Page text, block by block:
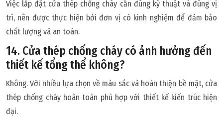
Việc lắp đặt cửa thép chống cháy cần đúng kỹ thuật và đúng vị
trí, nên được thực hiện bởi đơn vị có kinh nghiệm để đảm bảo
chất lượng và an toàn.
14. Cửa thép chống cháy có ảnh hưởng đến
thiết kế tổng thể không?
Không. Với nhiều lựa chọn về màu sắc và hoàn thiện bề mặt, cửa
thép chống cháy hoàn toàn phù hợp với thiết kế kiến trúc hiện
đại.